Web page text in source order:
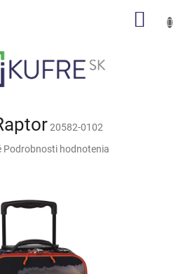
20582-0102
Podrobnosti hodnotenia